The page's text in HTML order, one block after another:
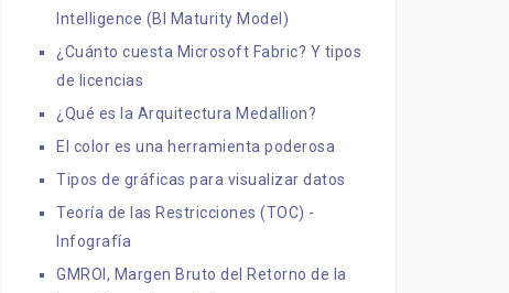
Intelligence (BI Maturity Model)
¿Cuánto cuesta Microsoft Fabric? Y tipos
de licencias
¿Qué es la Arquitectura Medallion?
El color es una herramienta poderosa
Tipos de gráficas para visualizar datos
Teoría de las Restricciones (TOC) -
Infografía
GMROI, Margen Bruto del Retorno de la